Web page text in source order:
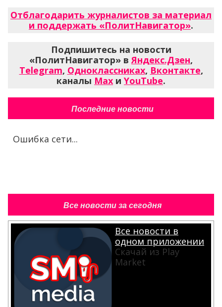
Отблагодарить журналистов за материал
и поддержать «ПолитНавигатор».
Подпишитесь на новости
«ПолитНавигатор» вЯндекс.Дзен,
Telegram, Одноклассниках, Вконтакте,
каналы Max и YouTube.
Последние новости
Ошибка сети...
Все новости за сегодня
Все новости в
одном приложении
Скачай из Play
Market